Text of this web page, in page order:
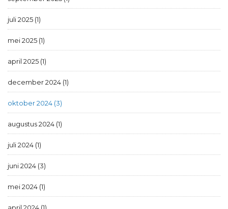
juli 2025 (1)
mei 2025 (1)
april 2025 (1)
december 2024 (1)
oktober 2024 (3)
augustus 2024 (1)
juli 2024 (1)
juni 2024 (3)
mei 2024 (1)